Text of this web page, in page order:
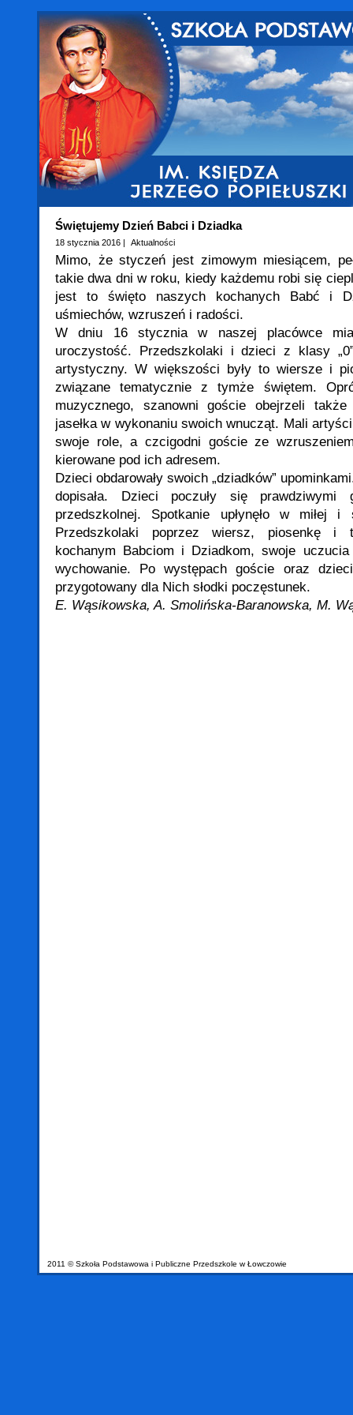
Świętujemy Dzień Babci i Dziadka
18 stycznia 2016 | Aktualności
Mimo, że styczeń jest zimowym miesiącem,
takie dwa dni w roku, kiedy każdemu robi się
jest to święto naszych kochanych Babć i
uśmiechów, wzruszeń i radości.
W dniu 16 stycznia w naszej placówce
uroczystość. Przedszkolaki i dzieci z klasy
artystyczny. W większości były to wiersze i
związane tematycznie z tymże świętem.
muzycznego, szanowni goście obejrzeli
jasełka w wykonaniu swoich wnucząt. Mali
swoje role, a czcigodni goście ze
kierowane pod ich adresem.
Dzieci obdarowały swoich „dziadków”
dopisała. Dzieci poczuły się prawdziwymi
przedszkolnej. Spotkanie upłynęło w miłej i
Przedszkolaki poprzez wiersz, piosenkę i
kochanym Babciom i Dziadkom, swoje
wychowanie. Po występach goście oraz
przygotowany dla Nich słodki poczęstunek.
E. Wąsikowska, A. Smolińska-Baranowska, M.
2011 © Szkoła Podstawowa i Publiczne Przedszkole w Łowczowie